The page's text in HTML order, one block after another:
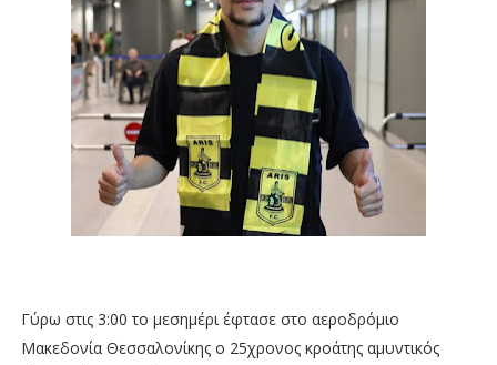
Γύρω στις 3:00 το μεσημέρι έφτασε στο αεροδρόμιο
Μακεδονία Θεσσαλονίκης ο 25χρονος κροάτης αμυντικός